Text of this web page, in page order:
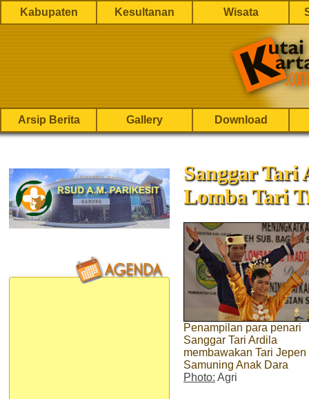
Kabupaten Kesultanan Wisata
Arsip Berita Gallery Download
Sanggar Tari
Lomba Tari
Penampilan para penari
Sanggar Tari Ardila
membawakan Tari Jepen
Samuning Anak Dara
Photo: Agri